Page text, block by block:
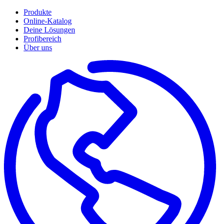
Produkte
Online-Katalog
Deine Lösungen
Profibereich
Über uns